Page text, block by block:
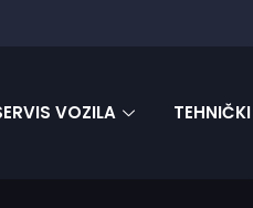
VOZILA